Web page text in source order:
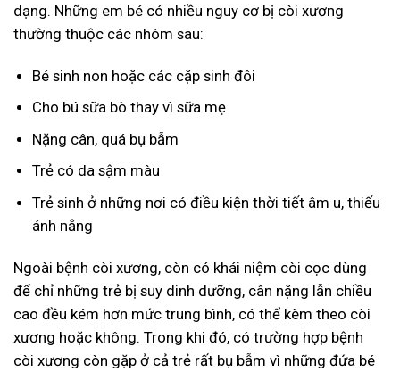
dạng. Những em bé có nhiều nguy cơ bị còi xương
thường thuộc các nhóm sau:
Bé sinh non hoặc các cặp sinh đôi
Cho bú sữa bò thay vì sữa mẹ
Nặng cân, quá bụ bẫm
Trẻ có da sậm màu
Trẻ sinh ở những nơi có điều kiện thời tiết âm u, thiếu
ánh nắng
Ngoài bệnh còi xương, còn có khái niệm còi cọc dùng
để chỉ những trẻ bị suy dinh dưỡng, cân nặng lẫn chiều
cao đều kém hơn mức trung bình, có thể kèm theo còi
xương hoặc không. Trong khi đó, có trường hợp bệnh
còi xương còn gặp ở cả trẻ rất bụ bẫm vì những đứa bé